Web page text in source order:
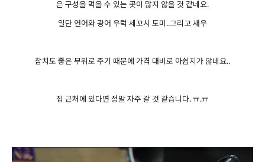
은 구성을 먹을 수 있는 곳이 많지 않을 것 같네요.
일단 연어와광어 우럭 세꼬시 도미..그리고 새우
참치도 좋은 부위로 주기 때문에 가격 대비로 아쉽지가 않네요..
집 근처에 있다면 정말 자주 갈 것 같습니다. ㅠ.ㅠ